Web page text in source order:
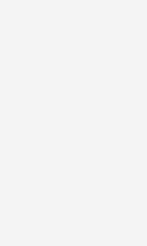
benötigen Regis­trie­rung!
Windhager
getestet
mit dem